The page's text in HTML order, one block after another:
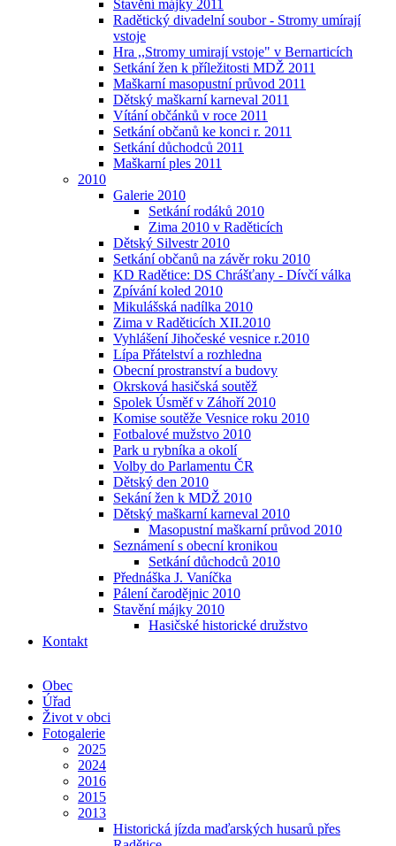
Stavění májky 2011
Radětický divadelní soubor - Stromy umírají
vstoje
Hra ,,Stromy umirají vstoje" v Bernarticích
Setkání žen k příležitosti MDŽ 2011
Maškarní masopustní průvod 2011
Dětský maškarní karneval 2011
Vítání občánků v roce 2011
Setkání občanů ke konci r. 2011
Setkání důchodců 2011
Maškarní ples 2011
2010
Galerie 2010
Setkání rodáků 2010
Zima 2010 v Raděticích
Dětský Silvestr 2010
Setkání občanů na závěr roku 2010
KD Radětice: DS Chrášťany - Dívčí válka
Zpívání koled 2010
Mikulášská nadílka 2010
Zima v Raděticích XII.2010
Vyhlášení Jihočeské vesnice r.2010
Lípa Přátelství a rozhledna
Obecní prostranství a budovy
Okrsková hasičská soutěž
Spolek Úsměf v Záhoří 2010
Komise soutěže Vesnice roku 2010
Fotbalové mužstvo 2010
Park u rybníka a okolí
Volby do Parlamentu ČR
Dětský den 2010
Sekání žen k MDŽ 2010
Dětský maškarní karneval 2010
Masopustní maškarní průvod 2010
Seznámení s obecní kronikou
Setkání důchodců 2010
Přednáška J. Vaníčka
Pálení čarodějnic 2010
Stavění májky 2010
Hasičské historické družstvo
Kontakt
Obec
Úřad
Život v obci
Fotogalerie
2025
2024
2016
2015
2013
Historická jízda maďarských husarů přes